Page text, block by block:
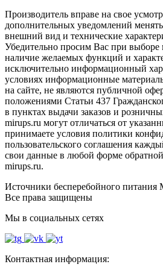
Производитель вправе на свое
дополнительных уведомлений
внешний вид и технические
Убедительно просим Вас при выборе
наличие желаемых функций и
исключительно информационный
условиях информационные
на сайте, не являются публичной
положениями Статьи 437
в пунктах выдачи заказов и
mirups.ru могут отличаться от
принимаете условия политики
пользовательского соглашения
свои данные в любой форме обратной
mirups.ru.
Источники бесперебойного питания
Все права защищены
Мы в социальных сетях
Контактная информация: